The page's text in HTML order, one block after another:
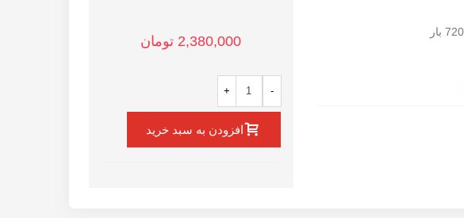
2,380,000 تومان
-
+
افزودن به سبد خرید